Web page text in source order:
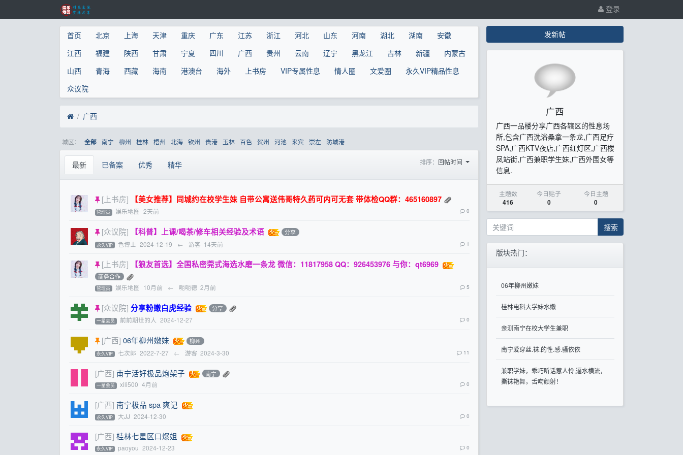
登录
首页 北京 上海 天津 重庆 广东 江苏 浙江 河北 山东 河南 湖北 湖南
安徽
江西
福建 陕西 甘肃 宁夏 四川 广西 贵州 云南 辽宁 黑龙江 吉林 新疆
内蒙古
山西
青海 西藏 海南 港澳台 海外 上书房 VIP专属性息 情人圈 文爱圈
永久VIP精品性息
众议院
广西
城区： 全部 南宁 柳州 桂林 梧州 北海 钦州 贵港 玉林 百色 贺州 河池 来宾 崇左 防城港
最新 已备案 优秀 精华 排序： 回帖时间
[上书房] 【美女推荐】同城约在校学生妹 自带公寓送伟哥特久药可内可无套 带体检QQ群：465160897
管理员 娱乐地图 2天前 0
[众议院] 【科普】上课/喝茶/修车相关经验及术语 分享
永久VIP 色博士 2024-12-19 ← 游客 14天前 1
[上书房] 【狼友首选】全国私密莞式海选水磨一条龙 微信：11817958 QQ：926453976 与你：qt6969
商务合作
管理员 娱乐地图 10月前 ← 呃呃德 2月前 5
[众议院] 分享粉嫩白虎经验 分享
一星会员 前前期世的人 2024-12-27 0
[广西] 06年柳州嫩妹 柳州
永久VIP 七次郎 2022-7-27 ← 游客 2024-3-30 11
[广西] 南宁活好极品炮架子 南宁
一星会员 xili500 4月前 0
[广西] 南宁极品 spa 爽记
永久VIP 大JJ 2024-12-30 0
[广西] 桂林七星区口爆姐
永久VIP paoyou 2024-12-23 0
发新帖
广西
广西一品楼分享广西各辖区的性息场
所,包含广西洗浴桑拿一条龙,广西足疗
SPA,广西KTV夜店,广西红灯区,广西楼
凤站街,广西兼职学生妹,广西外围女等
信息.
主题数
416
今日贴子
0
今日主题
0
搜索
版块热门：
06年柳州嫩妹
桂林电科大学妹水嫩
亲测南宁在校大学生兼职
南宁爱穿丝.袜.的性.感.骚依依
兼职学妹，乖巧听话惹人怜,逼水横流，
撕袜艳舞，舌吻颜射！